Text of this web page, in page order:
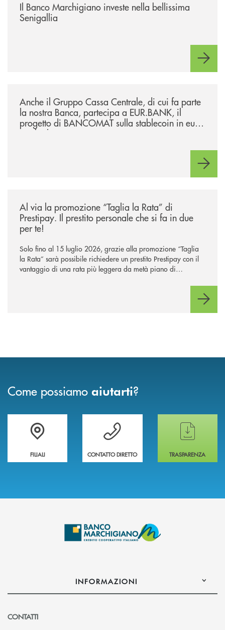
Il Banco Marchigiano investe nella bellissima
Senigallia
Anche il Gruppo Cassa Centrale, di cui fa parte
la nostra Banca, partecipa a EUR.BANK, il
progetto di BANCOMAT sulla stablecoin in euro
e sul relativo ecosistema
Al via la promozione “Taglia la Rata” di
Prestipay. Il prestito personale che si fa in due
per te!
Solo fino al 15 luglio 2026, grazie alla promozione “Taglia
la Rata” sarà possibile richiedere un prestito Prestipay con il
vantaggio di una rata più leggera da metà piano di
Come possiamo aiutarti?
Trova la filiale più vicina a te
FILIALI
Hai bisogno di assistenza immediata ?
CONTATTO DIRETTO
Hai bisogno di
TRASPARENZA
INFORMAZIONI
CONTATTI